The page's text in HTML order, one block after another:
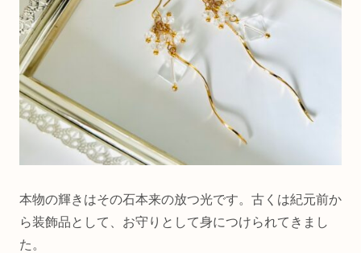
本物の輝きはその石本来の放つ光です。古くは紀元前か
ら装飾品として、お守りとして身につけられてきまし
た。